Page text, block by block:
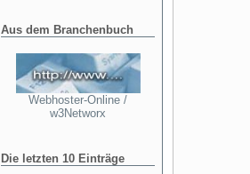
Aus dem Branchenbuch
Webhoster-Online /
w3Networx
Die letzten 10 Einträge